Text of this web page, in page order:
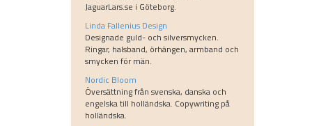
JaguarLars.se i Göteborg.
Linda Fallenius Design
Designade guld- och silversmycken.
Ringar, halsband, örhängen, armband och
smycken för män.
Nordic Bloom
Översättning från svenska, danska och
engelska till holländska. Copywriting på
holländska.